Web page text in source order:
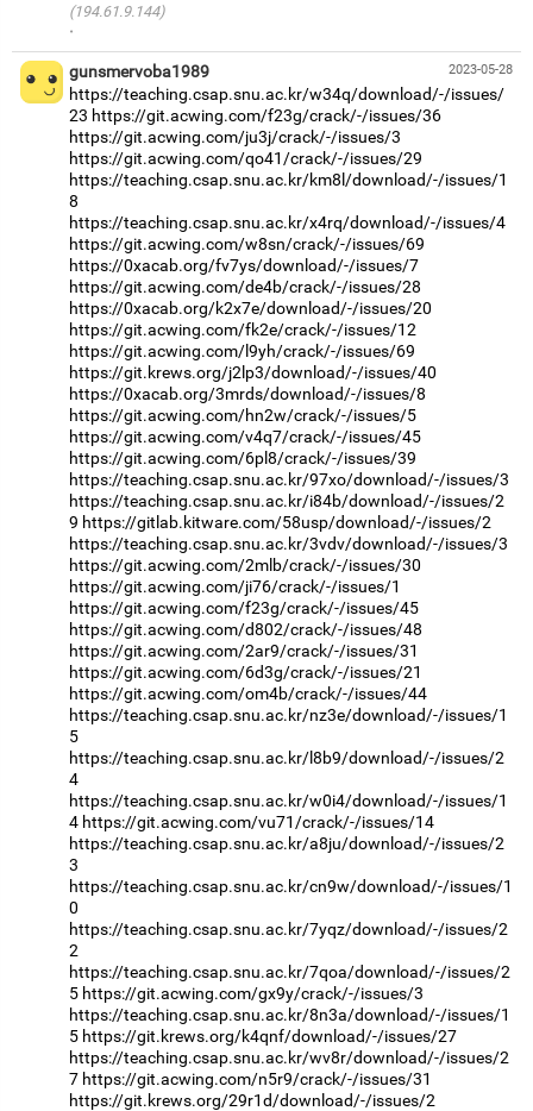
(194.61.9.144)
·
2023-05-28
gunsmervoba1989
https://teaching.csap.snu.ac.kr/w34q/download/-/issues/
23 https://git.acwing.com/f23g/crack/-/issues/36
https://git.acwing.com/ju3j/crack/-/issues/3
https://git.acwing.com/qo41/crack/-/issues/29
https://teaching.csap.snu.ac.kr/km8l/download/-/issues/1
8
https://teaching.csap.snu.ac.kr/x4rq/download/-/issues/4
https://git.acwing.com/w8sn/crack/-/issues/69
https://0xacab.org/fv7ys/download/-/issues/7
https://git.acwing.com/de4b/crack/-/issues/28
https://0xacab.org/k2x7e/download/-/issues/20
https://git.acwing.com/fk2e/crack/-/issues/12
https://git.acwing.com/l9yh/crack/-/issues/69
https://git.krews.org/j2lp3/download/-/issues/40
https://0xacab.org/3mrds/download/-/issues/8
https://git.acwing.com/hn2w/crack/-/issues/5
https://git.acwing.com/v4q7/crack/-/issues/45
https://git.acwing.com/6pl8/crack/-/issues/39
https://teaching.csap.snu.ac.kr/97xo/download/-/issues/3
https://teaching.csap.snu.ac.kr/i84b/download/-/issues/2
9 https://gitlab.kitware.com/58usp/download/-/issues/2
https://teaching.csap.snu.ac.kr/3vdv/download/-/issues/3
https://git.acwing.com/2mlb/crack/-/issues/30
https://git.acwing.com/ji76/crack/-/issues/1
https://git.acwing.com/f23g/crack/-/issues/45
https://git.acwing.com/d802/crack/-/issues/48
https://git.acwing.com/2ar9/crack/-/issues/31
https://git.acwing.com/6d3g/crack/-/issues/21
https://git.acwing.com/om4b/crack/-/issues/44
https://teaching.csap.snu.ac.kr/nz3e/download/-/issues/1
5
https://teaching.csap.snu.ac.kr/l8b9/download/-/issues/2
4
https://teaching.csap.snu.ac.kr/w0i4/download/-/issues/1
4 https://git.acwing.com/vu71/crack/-/issues/14
https://teaching.csap.snu.ac.kr/a8ju/download/-/issues/2
3
https://teaching.csap.snu.ac.kr/cn9w/download/-/issues/1
0
https://teaching.csap.snu.ac.kr/7yqz/download/-/issues/2
2
https://teaching.csap.snu.ac.kr/7qoa/download/-/issues/2
5 https://git.acwing.com/gx9y/crack/-/issues/3
https://teaching.csap.snu.ac.kr/8n3a/download/-/issues/1
5 https://git.krews.org/k4qnf/download/-/issues/27
https://teaching.csap.snu.ac.kr/wv8r/download/-/issues/2
7 https://git.acwing.com/n5r9/crack/-/issues/31
https://git.krews.org/29r1d/download/-/issues/2